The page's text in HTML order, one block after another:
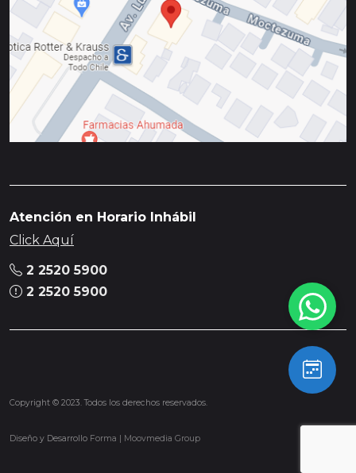
Atención en Horario Inhábil
Click Aquí
2 2520 5900
2 2520 5900
Copyright © 2023. Todos los derechos reservados.
Diseño y Desarrollo Forma | Moovmedia Group